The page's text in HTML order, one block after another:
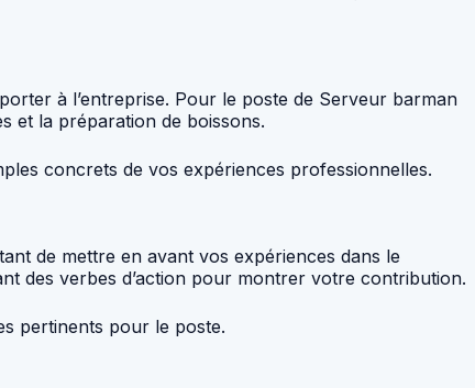
à l’entreprise. Pour le poste de Serveur barman
et la préparation de boissons.
concrets de vos expériences professionnelles.
de mettre en avant vos expériences dans le
des verbes d’action pour montrer votre contribution.
pertinents pour le poste.